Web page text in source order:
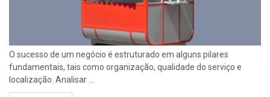
O sucesso de um negócio é estruturado em alguns pilares
fundamentais, tais como organização, qualidade do serviço e
localização. Analisar ...